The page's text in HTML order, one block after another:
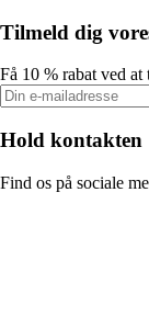
Tilmeld dig
Få 10 % rabat ved
Hold kontakten
Find os på sociale